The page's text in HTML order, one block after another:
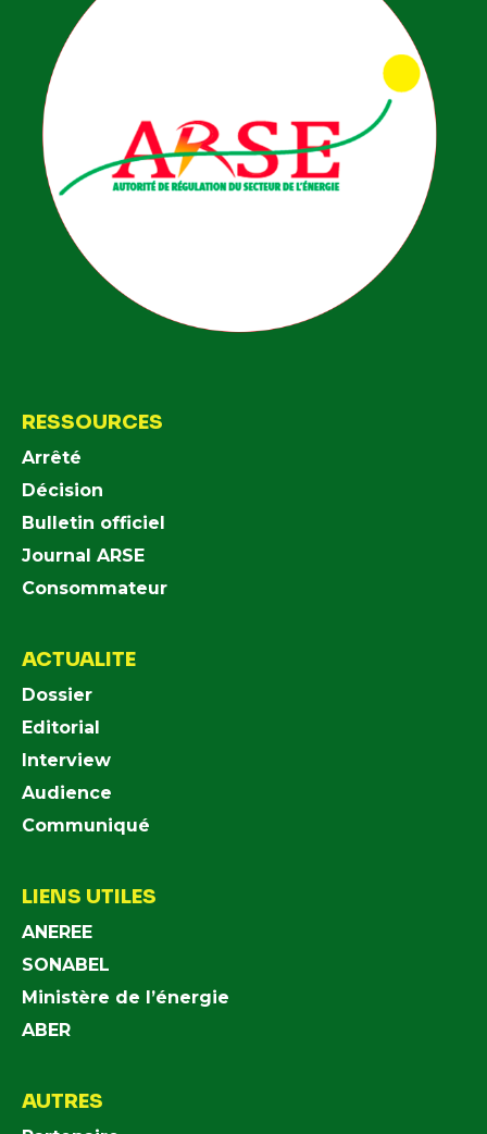
RESSOURCES
Arrêté
Décision
Bulletin officiel
Journal ARSE
Consommateur
ACTUALITE
Dossier
Editorial
Interview
Audience
Communiqué
LIENS UTILES
ANEREE
SONABEL
Ministère de l’énergie
ABER
AUTRES